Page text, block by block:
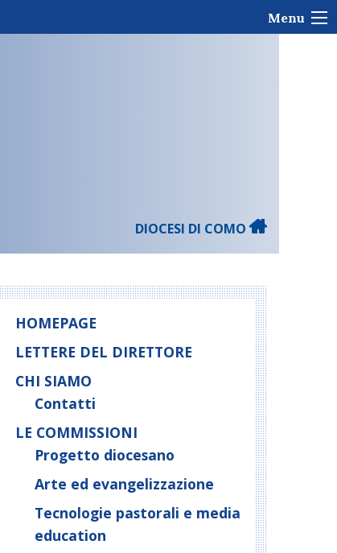
Menu
DIOCESI DI COMO
HOMEPAGE
LETTERE DEL DIRETTORE
CHI SIAMO
Contatti
LE COMMISSIONI
Progetto diocesano
Arte ed evangelizzazione
Tecnologie pastorali e media
education